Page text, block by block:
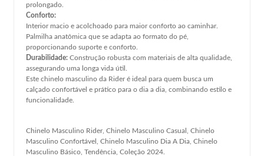
prolongado.
Conforto:
Interior macio e acolchoado para maior conforto ao caminhar.
Palmilha anatômica que se adapta ao formato do pé,
proporcionando suporte e conforto.
Durabilidade: Construção robusta com materiais de alta qualidade,
assegurando uma longa vida útil.
Este chinelo masculino da Rider é ideal para quem busca um
calçado confortável e prático para o dia a dia, combinando estilo e
funcionalidade.
Chinelo Masculino Rider, Chinelo Masculino Casual, Chinelo
Masculino Confortável, Chinelo Masculino Dia A Dia, Chinelo
Masculino Básico, Tendência, Coleção 2024.